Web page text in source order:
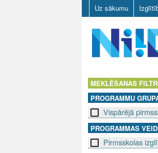
Uz sākumu
D
MEKLĒŠANAS
PROGRAMMU
Vispārējā
PROGRAMMAS
Pirmsskolas